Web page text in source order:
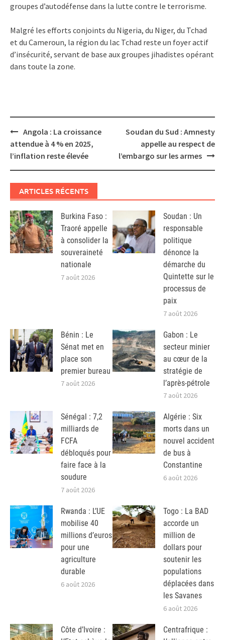
groupes d’autodéfense dans la lutte contre le terrorisme.
Malgré les efforts conjoints du Nigeria, du Niger, du Tchad
et du Cameroun, la région du lac Tchad reste un foyer actif
d’insécurité, servant de base aux groupes jihadistes opérant
dans toute la zone.
Post
navigation
Angola : La croissance
attendue à 4 % en 2025,
l’inflation reste élevée
Soudan du Sud : Amnesty
appelle au respect de
l’embargo sur les armes
ARTICLES RÉCENTS
Burkina Faso :
Traoré appelle
à consolider la
souveraineté
nationale
7 août 2026
Soudan : Un
responsable
politique
dénonce la
démarche du
Quintette sur le
processus de
paix
7 août 2026
Bénin : Le
Sénat met en
place son
premier bureau
7 août 2026
Gabon : Le
secteur minier
au cœur de la
stratégie de
l’après-pétrole
7 août 2026
Sénégal : 7,2
milliards de
FCFA
débloqués pour
faire face à la
soudure
7 août 2026
Algérie : Six
morts dans un
nouvel accident
de bus à
Constantine
6 août 2026
Rwanda : L’UE
mobilise 40
millions d’euros
pour une
agriculture
durable
6 août 2026
Togo : La BAD
accorde un
million de
dollars pour
soutenir les
populations
déplacées dans
les Savanes
6 août 2026
Côte d’Ivoire :
Centrafrique :